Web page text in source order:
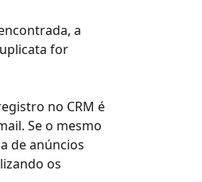
a
for
no CRM é
Se o mesmo
de anúncios
os